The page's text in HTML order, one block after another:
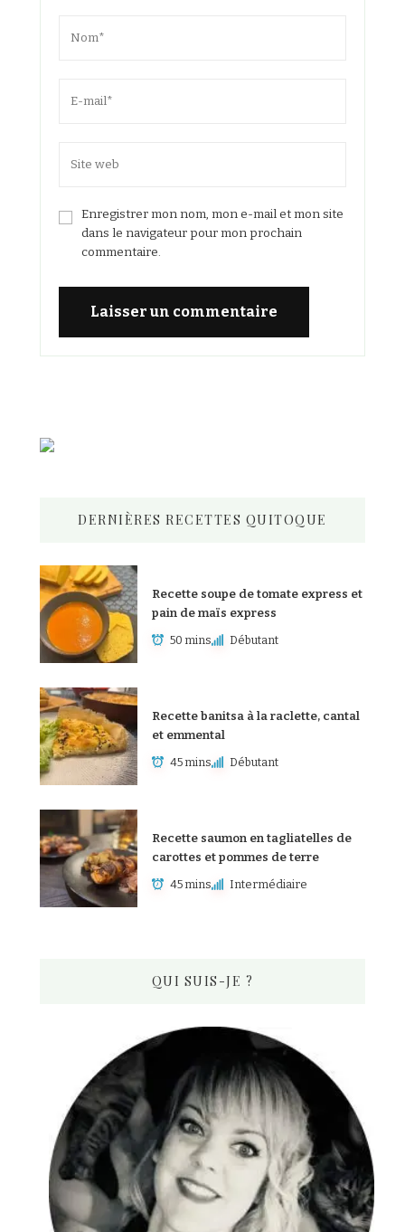
Enregistrer mon nom, mon e-mail et mon site
dans le navigateur pour mon prochain
commentaire.
DERNIÈRES RECETTES QUITOQUE
Recette soupe de tomate express et
pain de maïs express
50 mins Débutant
Recette banitsa à la raclette, cantal
et emmental
45 mins Débutant
Recette saumon en tagliatelles de
carottes et pommes de terre
45 mins Intermédiaire
QUI SUIS-JE ?